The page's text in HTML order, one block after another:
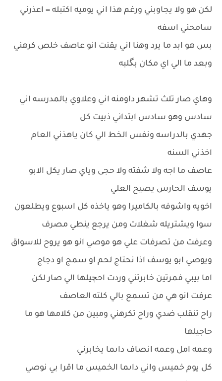
لكن هو ولا يجاوبني ورغم هذا اني يوميه اكتبله = اعذرني
سامحني اسفه
بس هو ابد ما يرد وهنا اني يقنت انو عاصف خلص كرهني
وبعد ما الي اي مكان بگلبه
وهاي صار تلث تشهر داومنه اني وعلاوي بالمدرسه اني
سادس وهو سادس ابتدائي ذبيت كل
جهدي بالدراسه ونفس الخط الي كان ياهذني العام
اخذني السنه
عاصف ما اجه ولا شفته ولا حجى وياي صار يكل الابو
يوسف الحارس يصيح العلي
اخويه واشوفه بالكاميرا وهو ياخذه كل اسبوع ويطلعون
سوا ويشتريله شغلات ومن يرجع ينطي مصرف
وعرفت من تصرفات علي هو موصي انو هو يروح للاسواق
ويوصي ابو يوسف اذا نحتاج لحم او سمج او دجاج
اما بيبي فمرتين خابرتني وردت احچيلها الي صار لكن
عرفت انو هي من تسمع بالي كلته العاصف
راح تنقلب ضدي وراح تكرهني ومبين من كلامها هو ما
حاجيلها
وعمه امل وعمه انصاف داىما يخابرني
كل يوم خميس واني داىما الخميس ما اقرا بي نوصي